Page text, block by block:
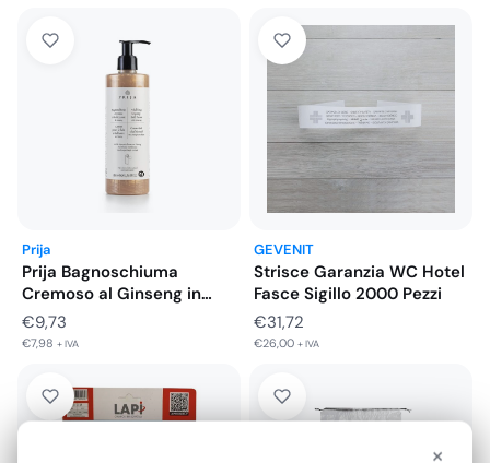
era:
è:
Prija
Prija Bagnoschiuma
Cremoso al Ginseng in
Flacone da…
€9,73
€7,98 + IVA
GEVENIT
Strisce Garanzia WC Hotel
Fasce Sigillo 2000 Pezzi
€31,72
€26,00 + IVA
×